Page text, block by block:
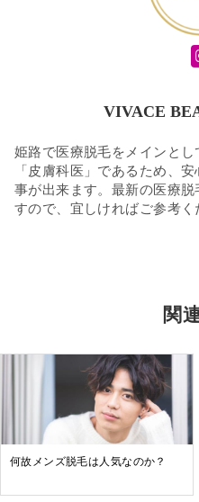
VIVACE
姫路で医療脱毛をメインと
「皮膚科医」であるため、
事が出来ます。最新の医療
すので、宜しければご参考く
関
何故メンズ脱毛は人気なのか？